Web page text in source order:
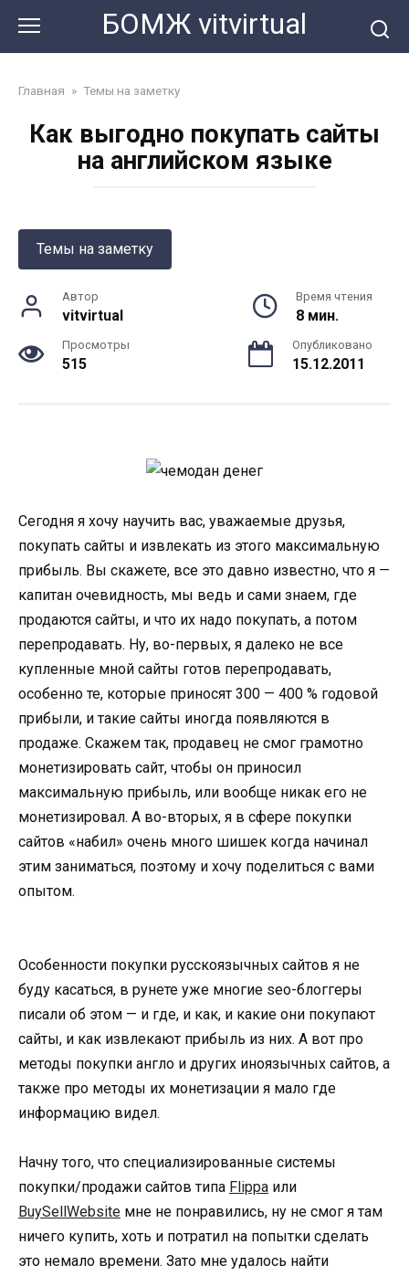
контенту
БОМЖ vitvirtual
Главная » Темы на заметку
Как выгодно покупать сайты
на английском языке
Темы на заметку
Автор
vitvirtual
Время чтения
8 мин.
Просмотры
515
Опубликовано
15.12.2011
Сегодня я хочу научить вас, уважаемые друзья,
покупать сайты и извлекать из этого максимальную
прибыль. Вы скажете, все это давно известно, что я —
капитан очевидность, мы ведь и сами знаем, где
продаются сайты, и что их надо покупать, а потом
перепродавать. Ну, во-первых, я далеко не все
купленные мной сайты готов перепродавать,
особенно те, которые приносят 300 — 400 % годовой
прибыли, и такие сайты иногда появляются в
продаже. Скажем так, продавец не смог грамотно
монетизировать сайт, чтобы он приносил
максимальную прибыль, или вообще никак его не
монетизировал. А во-вторых, я в сфере покупки
сайтов «набил» очень много шишек когда начинал
этим заниматься, поэтому и хочу поделиться с вами
опытом.
Особенности покупки русскоязычных сайтов я не
буду касаться, в рунете уже многие seo-блоггеры
писали об этом — и где, и как, и какие они покупают
сайты, и как извлекают прибыль из них. А вот про
методы покупки англо и других иноязычных сайтов, а
также про методы их монетизации я мало где
информацию видел.
Начну того, что специализированные системы
покупки/продажи сайтов типа Flippa или
BuySellWebsite мне не понравились, ну не смог я там
ничего купить, хоть и потратил на попытки сделать
это немало времени. Зато мне удалось найти